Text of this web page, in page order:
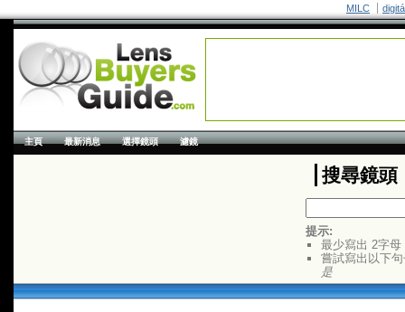
MILC
主頁 最新消息 選擇鏡頭 濾鏡
搜尋鏡頭
提示:
最少寫出 2字母
嘗試寫出以下
是